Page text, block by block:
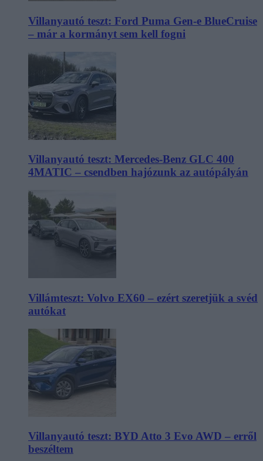
Villanyautó teszt: Ford Puma Gen-e BlueCruise
– már a kormányt sem kell fogni
Villanyautó teszt: Mercedes-Benz GLC 400
4MATIC – csendben hajózunk az autópályán
Villámteszt: Volvo EX60 – ezért szeretjük a svéd
autókat
Villanyautó teszt: BYD Atto 3 Evo AWD – erről
beszéltem